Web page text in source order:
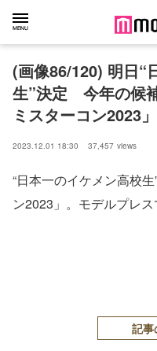
(画像86/120) 明日“
生”決定 今年の候
ミスターコン2023
2023.12.01 18:30 37,457 views
“日本一のイケメン高校
ン2023」。モデルプレ
記事